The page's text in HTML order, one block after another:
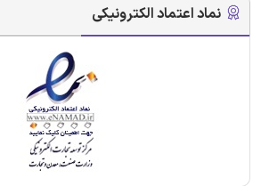
نماد اعتماد الکترونیکی